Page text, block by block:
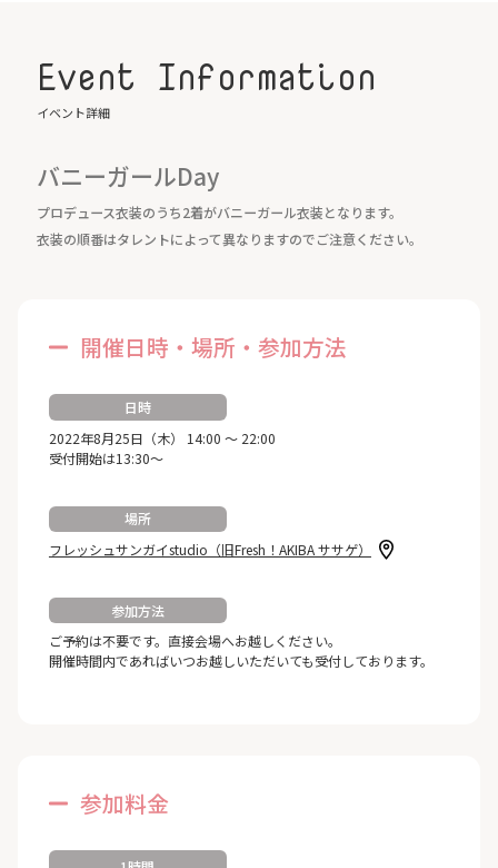
Event Information
イベント詳細
バニーガールDay
プロデュース衣装のうち2着がバニーガール衣装となります。
衣装の順番はタレントによって異なりますのでご注意ください。
開催日時・場所・参加方法
日時
2022年8月25日（木） 14:00 ～ 22:00
受付開始は13:30～
場所
フレッシュサンガイstudio（旧Fresh！AKIBA ササゲ）
参加方法
ご予約は不要です。直接会場へお越しください。
開催時間内であればいつお越しいただいても受付しております。
参加料金